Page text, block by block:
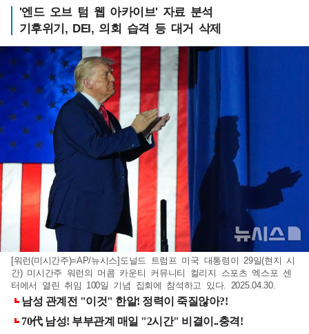
'엔드 오브 텀 웹 아카이브' 자료 분석
기후위기, DEI, 의회 습격 등 대거 삭제
[워런(미시간주)=AP/뉴시스]도널드 트럼프 미국 대통령이 29일(현지 시
간) 미시간주 워런의 머콤 카운티 커뮤니티 컬리지 스포츠 엑스포 센
터에서 열린 취임 100일 기념 집회에 참석하고 있다. 2025.04.30.